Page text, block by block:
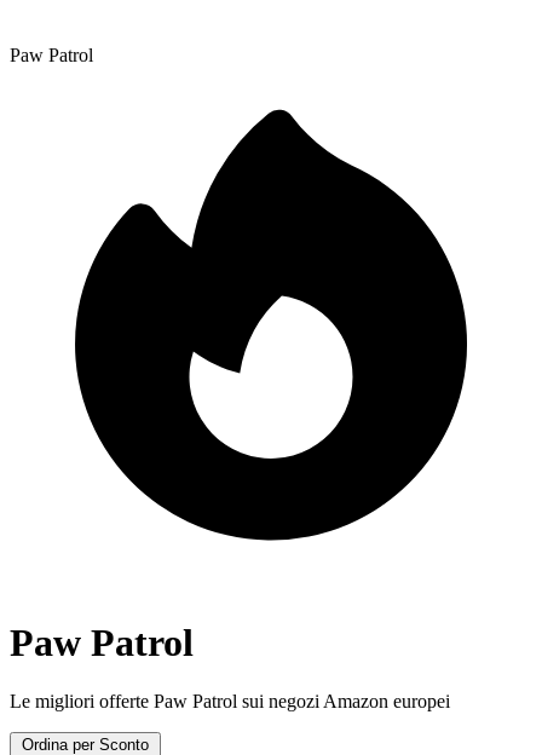
Paw Patrol
Paw Patrol
Le migliori offerte Paw Patrol sui negozi Amazon europei
Ordina per Sconto